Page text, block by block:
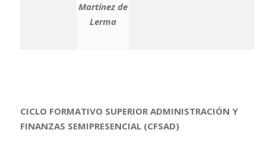
Martínez de
Lerma
CICLO FORMATIVO SUPERIOR ADMINISTRACIÓN Y
FINANZAS SEMIPRESENCIAL (CFSAD)